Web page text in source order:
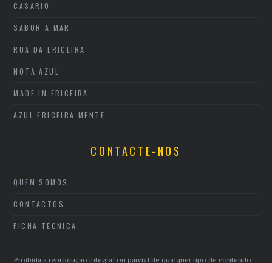
CASARIO
SABOR A MAR
RUA DA ERICEIRA
NOTA AZUL
MADE IN ERICEIRA
AZUL ERICEIRA MENTE
CONTACTE-NOS
QUEM SOMOS
CONTACTOS
FICHA TÉCNICA
Proibida a reprodução integral ou parcial de qualquer tipo de conteúdo